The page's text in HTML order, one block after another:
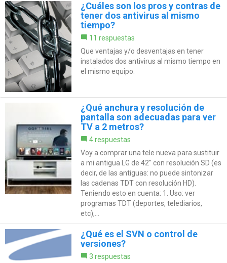
¿Cuáles son los pros y contras de
tener dos antivirus al mismo
tiempo?
11 respuestas
Que ventajas y/o desventajas en tener
instalados dos antivirus al mismo tiempo en
el mismo equipo.
¿Qué anchura y resolución de
pantalla son adecuadas para ver
TV a 2 metros?
4 respuestas
Voy a comprar una tele nueva para sustituir
a mi antigua LG de 42" con resolución SD (es
decir, de las antiguas: no puede sintonizar
las cadenas TDT con resolución HD).
Teniendo esto en cuenta: 1. Uso: ver
programas TDT (deportes, telediarios,
etc),...
¿Qué es el SVN o control de
versiones?
3 respuestas